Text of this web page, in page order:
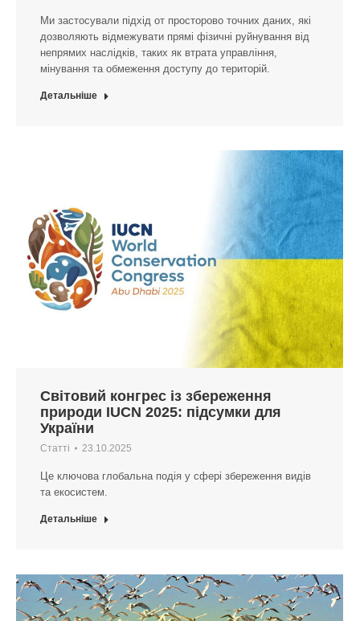
Ми застосували підхід от просторово точних даних, які
дозволяють відмежувати прямі фізичні руйнування від
непрямих наслідків, таких як втрата управління,
мінування та обмеження доступу до територій.
Детальніше
Світовий конгрес із збереження
природи IUCN 2025: підсумки для
України
Статті 23.10.2025
Це ключова глобальна подія у сфері збереження видів
та екосистем.
Детальніше